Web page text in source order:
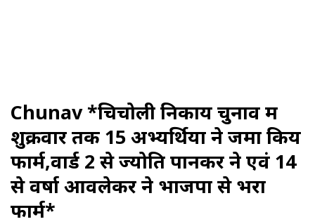
Chunav *चिचोली निकाय चुनाव में
शुक्रवार तक 15 अभ्यर्थियों ने जमा कियें
फार्म,वार्ड 2 से ज्योति पानकर ने एवं 14
से वर्षा आवलेकर ने भाजपा से भरा
फार्म*